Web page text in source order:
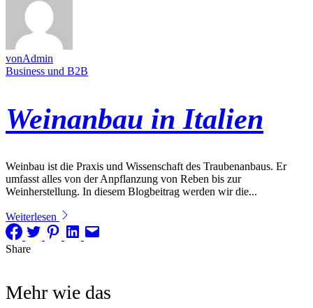
vonAdmin
Business und B2B
Weinanbau in Italien
Weinbau ist die Praxis und Wissenschaft des Traubenanbaus. Er
umfasst alles von der Anpflanzung von Reben bis zur
Weinherstellung. In diesem Blogbeitrag werden wir die...
Weiterlesen
Share
Mehr wie das